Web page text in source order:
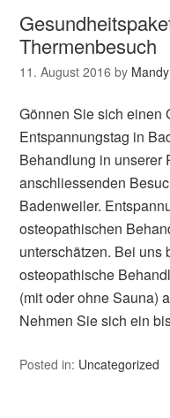
Thermenbesuch
11. August 2016 by
Gönnen Sie sich einen
Entspannungstag in
Behandlung in unserer
anschliessenden
Badenweiler.
osteopathischen
unterschätzen. Bei uns
osteopathische
(mit oder ohne Sauna)
Nehmen Sie sich ein
Posted in: Uncategorized